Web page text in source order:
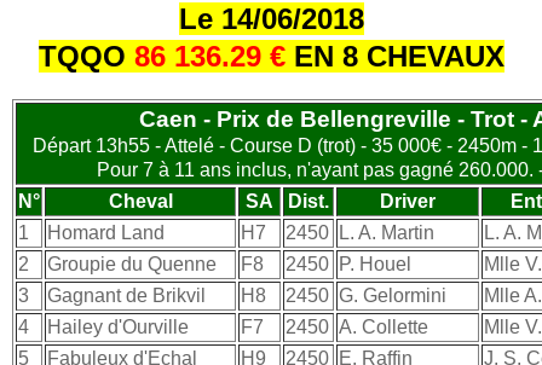
Le 14/06/2018
TQQO 86 136.29 € EN 8 CHEVAUX
Caen - Prix de Bellengreville - Trot -
Départ 13h55 - Attelé - Course D (trot) - 35 000€ - 2450m -
Pour 7 à 11 ans inclus, n'ayant pas gagné
N°
Cheval SA Dist. Driver
1
Homard Land H7 2450 L. A. Martin
L. A.
2
Groupie du Quenne F8 2450 P. Houel
Mlle
3
Gagnant de Brikvil H8 2450 G. Gelormini
Mlle
4
Hailey d'Ourville F7 2450 A. Collette
Mlle
5
Fabuleux d'Echal H9 2450 E. Raffin
J. S.